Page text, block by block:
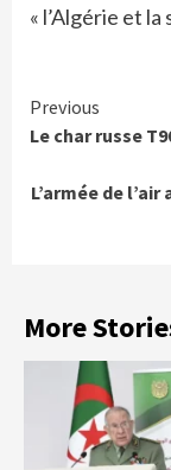
« l’Algérie et
Continue
Reading
Previous
Le char russe
L’armée de
More